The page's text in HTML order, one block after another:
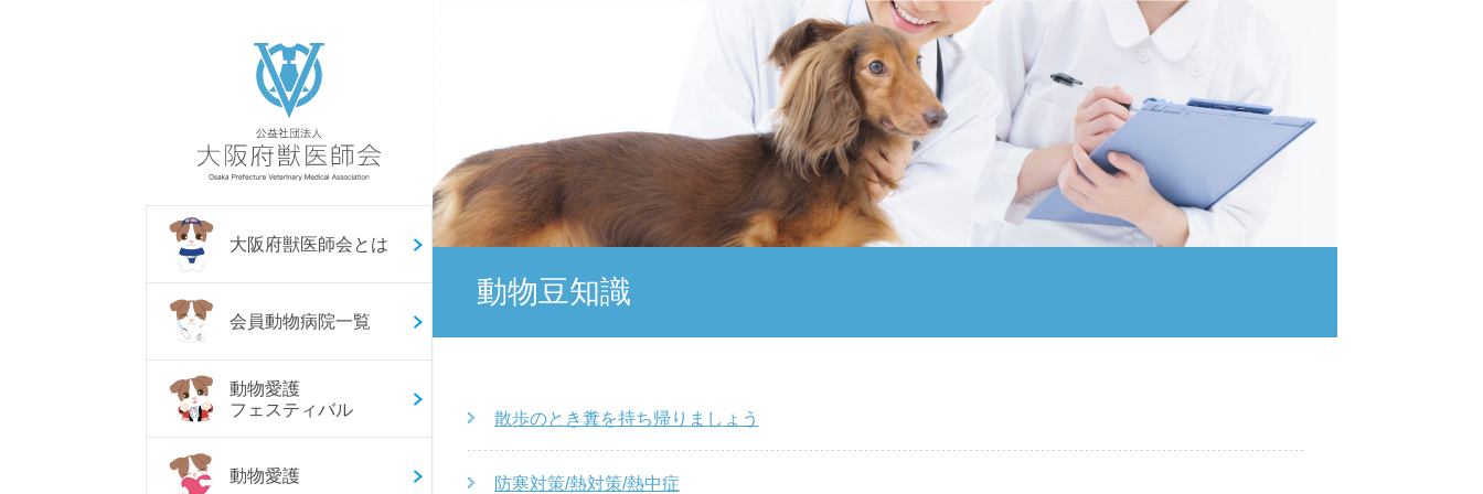
大阪府獣医師会とは
会員動物病院一覧
動物愛護
フェスティバル
動物愛護
動物豆知識
散歩のとき糞を持ち帰りましょう
防寒対策/熱対策/熱中症